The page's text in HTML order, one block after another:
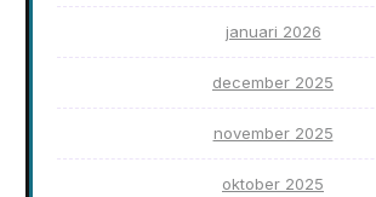
januari 2026
december 2025
november 2025
oktober 2025